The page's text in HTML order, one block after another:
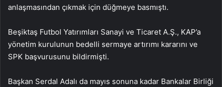
anlaşmasından çıkmak için düğmeye basmıştı.
Beşiktaş Futbol Yatırımları Sanayi ve Ticaret A.Ş., KAP’a
yönetim kurulunun bedelli sermaye artırımı kararını ve
SPK başvurusunu bildirmişti.
Başkan Serdal Adalı da mayıs sonuna kadar Bankalar Birliği